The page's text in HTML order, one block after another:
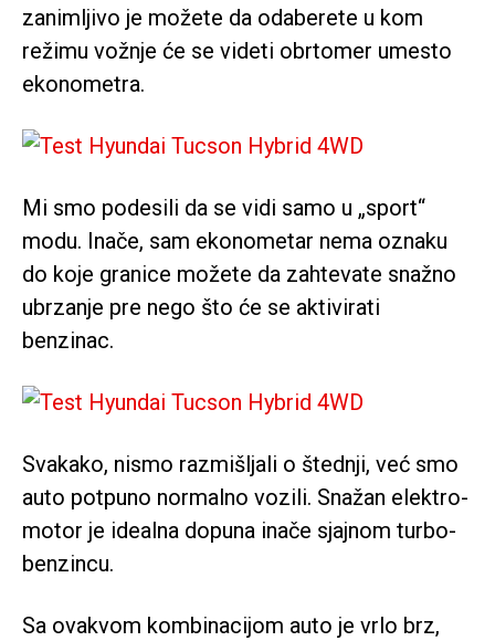
zanimljivo je možete da odaberete u kom
režimu vožnje će se videti obrtomer umesto
ekonometra.
Mi smo podesili da se vidi samo u „sport“
modu. Inače, sam ekonometar nema oznaku
do koje granice možete da zahtevate snažno
ubrzanje pre nego što će se aktivirati
benzinac.
Svakako, nismo razmišljali o štednji, već smo
auto potpuno normalno vozili. Snažan elektro-
motor je idealna dopuna inače sjajnom turbo-
benzincu.
Sa ovakvom kombinacijom auto je vrlo brz,